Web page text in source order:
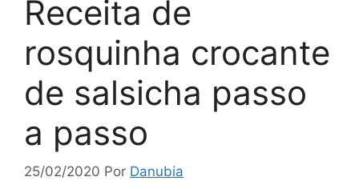
Receita de
rosquinha crocante
de salsicha passo
a passo
25/02/2020 Por Danubia